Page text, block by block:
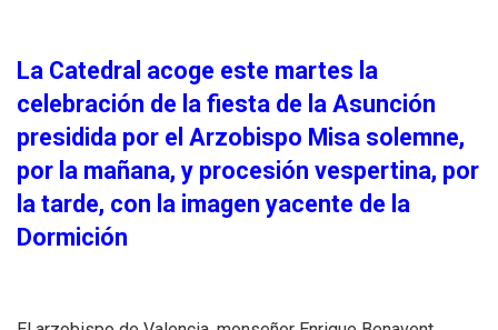
La Catedral acoge este martes la
celebración de la fiesta de la Asunción
presidida por el Arzobispo Misa solemne,
por la mañana, y procesión vespertina, por
la tarde, con la imagen yacente de la
Dormición